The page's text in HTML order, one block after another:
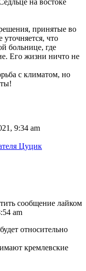
принятые во
что
больнице, где
Его жизни ничто не
с климатом, но
9:34 am
Цуцик
сообщение лайком
am
относительно
кремлевские